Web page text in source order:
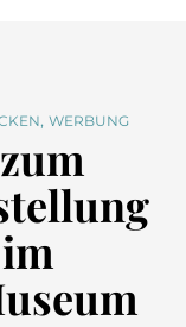
, WERBUNG